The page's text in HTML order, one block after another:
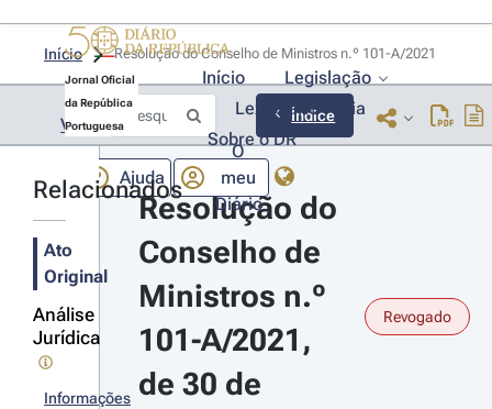
Jornal Oficial
da República
Portuguesa
Início
Legislação
Lexionário
Lia
Sobre o DR
Ajuda
O
meu
Diário
Início
Voltar Índice
Relacionados
Ato
Original
Análise
Jurídica
Informações
Resolução do
Conselho de
Ministros n.º
101-A/2021,
de 30 de
Revogado